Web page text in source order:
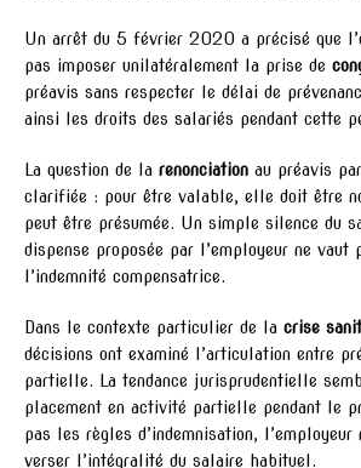
Un arrêt du 5 février 2020 a précisé que
pas imposer unilatéralement la prise de
préavis sans respecter le délai de
ainsi les droits des salariés pendant cette
La question de la renonciation au préavis
clarifiée : pour être valable, elle doit être
peut être présumée. Un simple silence du
dispense proposée par l’employeur ne vaut
l’indemnité compensatrice.
Dans le contexte particulier de la crise
décisions ont examiné l’articulation entre
partielle. La tendance jurisprudentielle
placement en activité partielle pendant le
pas les règles d’indemnisation, l’employeur
verser l’intégralité du salaire habituel.